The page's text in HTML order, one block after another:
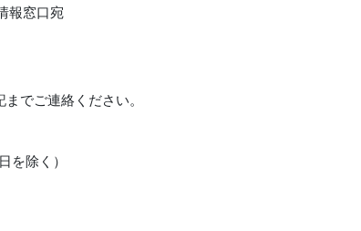
報窓口宛
でご連絡ください。
を除く）